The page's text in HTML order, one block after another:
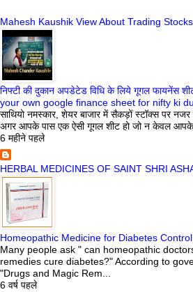
Mahesh Kaushik View About Trading Stocks
निफ्टी की दुकान अपडेटेड विधि के लिये गूगल फायनेंस
your own google finance sheet for nifty ki
साथियो नमस्कार, शेयर बाजार में सैकड़ों स्टॉक्स पर
अगर आपके पास एक ऐसी गूगल शीट हो जो न केवल आपके
6 महीने पहले
HERBAL MEDICINES OF SAINT SHRI
Homeopathic Medicine for Diabetes
Many people ask " can homeopathic
remedies cure diabetes?" According to
"Drugs and Magic Rem...
6 वर्ष पहले